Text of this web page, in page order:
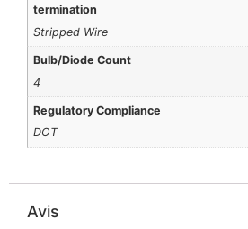
termination
Stripped Wire
Bulb/Diode Count
4
Regulatory Compliance
DOT
Avis